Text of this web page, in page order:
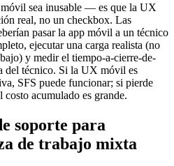
sea inusable — es que la UX
real, no un checkbox. Las
pasar la app móvil a un técnico
ejecutar una carga realista (no
y medir el tiempo-a-cierre-de-
del técnico. Si la UX móvil es
SFS puede funcionar; si pierde
acumulado es grande.
soporte para
de trabajo mixta